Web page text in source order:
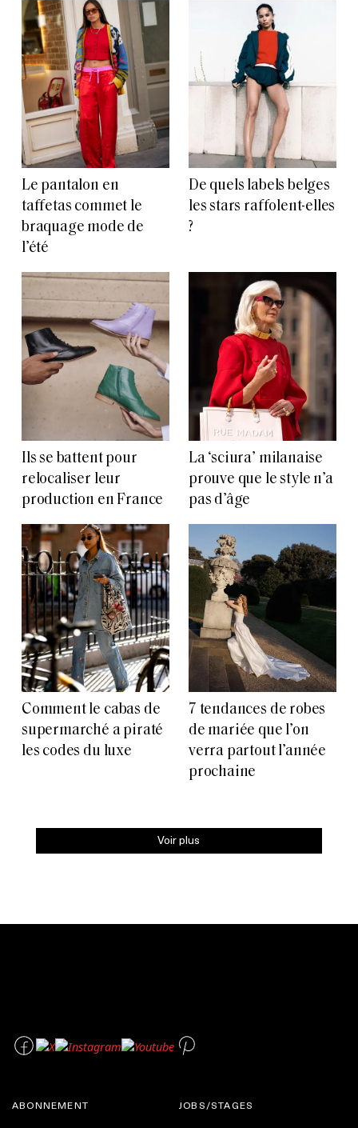
Le pantalon en
taffetas commet le
braquage mode de
l’été
De quels labels belges
les stars raffolent-elles
?
Ils se battent pour
relocaliser leur
production en France
La ‘sciura’ milanaise
prouve que le style n’a
pas d’âge
Comment le cabas de
supermarché a piraté
les codes du luxe
7 tendances de robes
de mariée que l’on
verra partout l’année
prochaine
Voir plus
ABONNEMENT JOBS/STAGES